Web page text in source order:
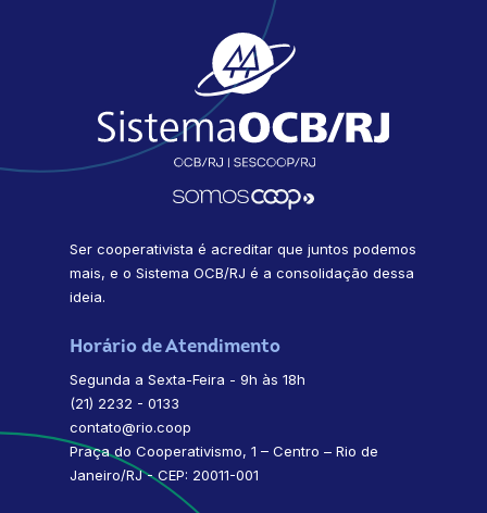
Ser cooperativista é acreditar que juntos podemos
mais, e o Sistema OCB/RJ é a consolidação dessa
ideia.
Horário de Atendimento
Segunda a Sexta-Feira - 9h às 18h
(21) 2232 - 0133
contato@rio.coop
Praça do Cooperativismo, 1 – Centro – Rio de
Janeiro/RJ - CEP: 20011-001